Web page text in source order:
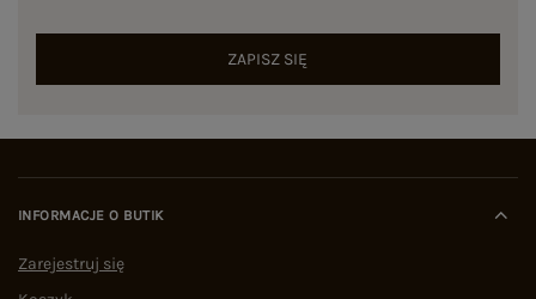
ZAPISZ SIĘ
INFORMACJE O BUTIK
Zarejestruj się